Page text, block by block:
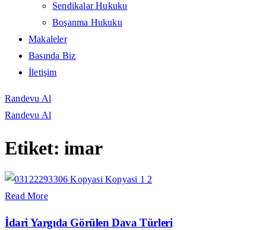
Sendikalar Hukuku
Boşanma Hukuku
Makaleler
Basında Biz
İletişim
Randevu Al
Randevu Al
Etiket: imar
Read More
İdari Yargıda Görülen Dava Türleri